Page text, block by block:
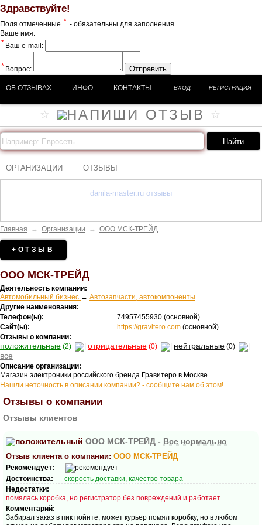
Здравствуйте!
Поля отмеченные * - обязательны для заполнения.
Ваше имя:
* Ваш e-mail:
* Вопрос: Отправить
ОБ ОТЗЫВАХ ИНФО КОНТАКТЫ ВХОД РЕГИСТРАЦИЯ
ОРГАНИЗАЦИИ ОТЗЫВЫ
danila-master.ru отзывы
Главная → Организации → ООО МСК-ТРЕЙД
+ОТЗЫВ
ООО МСК-ТРЕЙД
Деятельность компании:
Автомобильный бизнес → Автозапчасти, автокомпоненты
Другие наименования:
Телефон(ы):
74957455930 (основной)
Сайт(ы):
https://gravitero.com (основной)
Отзывы о компании:
положительные (2) отрицательные (0) нейтральные (0)
все
Описание организации:
Магазин электроники российского бренда Гравитеро в Москве
Нашли неточность в описании компании? - сообщите нам об этом!
Отзывы о компании
Отзывы клиентов
ООО МСК-ТРЕЙД - Все нормально
Отзыв клиента о компании: ООО МСК-ТРЕЙД
Рекомендует:
Достоинства:
скорость доставки, качество товара
Недостатки:
помялась коробка, но регистратор без повреждений и работает
Комментарий:
Забирал заказ в пик пойнте, может курьер помял коробку, но в любом